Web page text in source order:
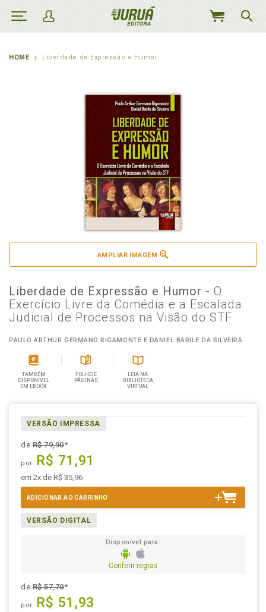
MEU
HOME Liberdade de Expressão e Humor
AMPLIAR IMAGEM
Liberdade de Expressão e Humor - O
Exercício Livre da Comédia e a Escalada
Judicial de Processos na Visão do STF
PAULO ARTHUR GERMANO RIGAMONTE E DANIEL BARILE DA SILVEIRA
TAMBÉM
DISPONÍVEL
EM EBOOK
FOLHEIE
PÁGINAS
LEIA NA
BIBLIOTECA
VIRTUAL
VERSÃO IMPRESSA
deR$ 79,90*
por R$ 71,91
em 2x de R$ 35,96
ADICIONAR AO CARRINHO
VERSÃO DIGITAL
Disponível para:
Conferir regras
deR$ 57,70*
por R$ 51,93